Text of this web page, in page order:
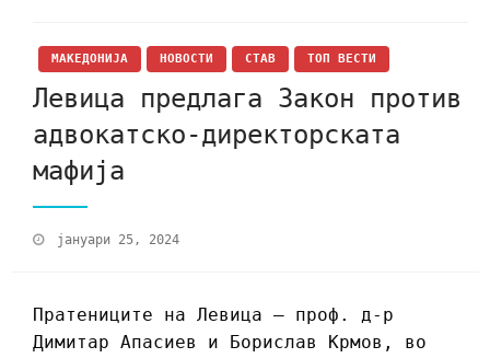
МАКЕДОНИЈА НОВОСТИ СТАВ ТОП ВЕСТИ
Левица предлага Закон против
адвокатско-директорската
мафија
јануари 25, 2024
Пратениците на Левица – проф. д-р
Димитар Апасиев и Борислав Крмов, во